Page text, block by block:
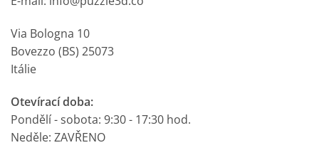
Via Bologna 10
Bovezzo (BS) 25073
Itálie
Otevírací doba:
Pondělí - sobota: 9:30 - 17:30 hod.
Neděle: ZAVŘENO